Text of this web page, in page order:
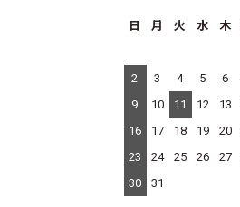
日 月 火 水 木
2
3 4 5 6
9
10 11 12 13
16
17 18 19 20
23
24 25 26 27
30
31